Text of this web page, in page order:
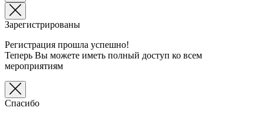
Зарегистрированы
Регистрация прошла успешно!
Теперь Вы можете иметь полный доступ ко всем
мероприятиям
Спасибо